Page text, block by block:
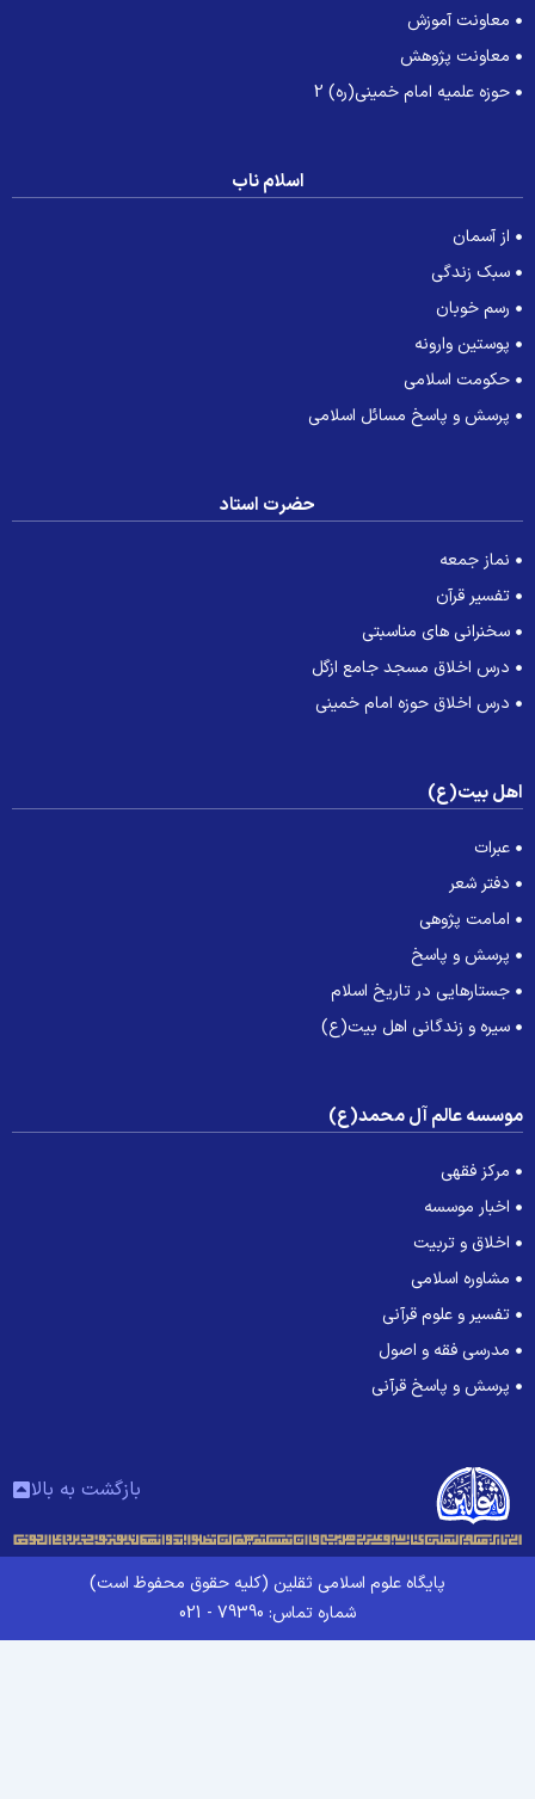
معاونت آموزش
معاونت پژوهش
حوزه علمیه امام خمینی(ره) 2
اسلام ناب
از آسمان
سبک زندگی
رسم خوبان
پوستین وارونه
حکومت اسلامی
پرسش و پاسخ مسائل اسلامی
حضرت استاد
نماز جمعه
تفسیر قرآن
سخنرانی های مناسبتی
درس اخلاق مسجد جامع ازگل
درس اخلاق حوزه امام خمینی
بیت(ع)
عبرات
دفتر شعر
امامت پژوهی
پرسش و پاسخ
جستارهایی در تاریخ اسلام
سیره و زندگانی اهل بیت(ع)
عالم آل محمد(ع)
مرکز فقهی
اخبار موسسه
اخلاق و تربیت
مشاوره اسلامی
تفسیر و علوم قرآنی
مدرسی فقه و اصول
پرسش و پاسخ قرآنی
بازگشت به بالا
پایگاه علوم اسلامی ثقلین (کلیه حقوق محفوظ است)
شماره تماس: 79390 - 021